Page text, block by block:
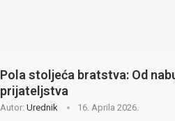
Pola stoljeća bratstva: Od
prijateljstva
Autor: Urednik 16. Aprila 2026.